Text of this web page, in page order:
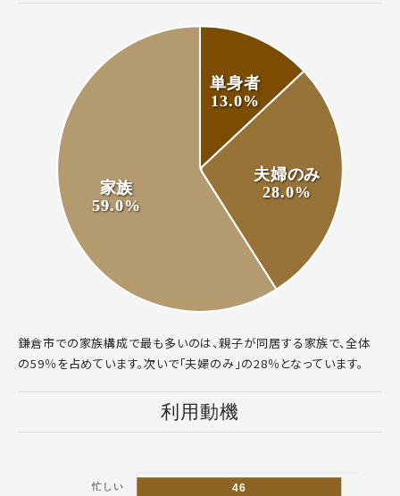
単身者
13.0%
夫婦のみ
28.0%
家族
59.0%
鎌倉市での家族構成で最も多いのは、親子が同居する家族で、全体
の59％を占めています。次いで「夫婦のみ」の28％となっています。
利用動機
46
忙しい